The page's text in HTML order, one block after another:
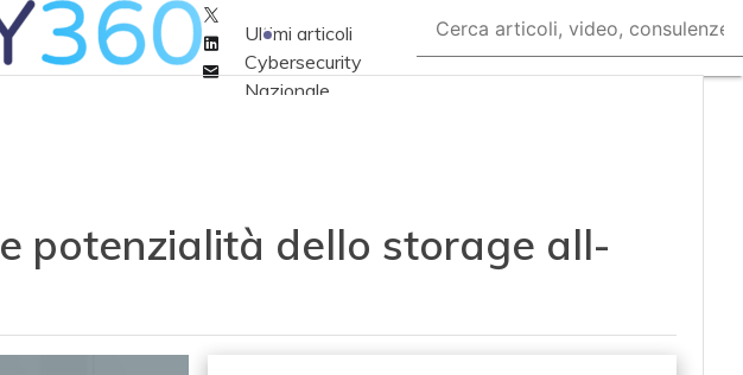
Linkedin
Email
Ultimi articoli
Cybersecurity
Nazionale
Soluzioni aziendali
potenzialità dello storage all-